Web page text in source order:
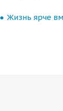
Жизнь ярче